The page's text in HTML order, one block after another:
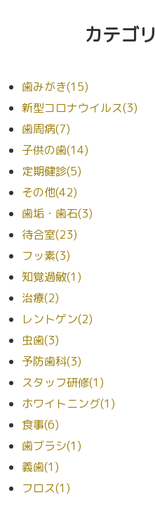
カテゴ
歯みがき(15)
新型コロナウイルス(3)
歯周病(7)
子供の歯(14)
定期健診(5)
その他(42)
歯垢・歯石(3)
待合室(23)
フッ素(3)
知覚過敏(1)
治療(2)
レントゲン(2)
虫歯(3)
予防歯科(3)
スタッフ研修(1)
ホワイトニング(1)
食事(6)
歯ブラシ(1)
義歯(1)
フロス(1)